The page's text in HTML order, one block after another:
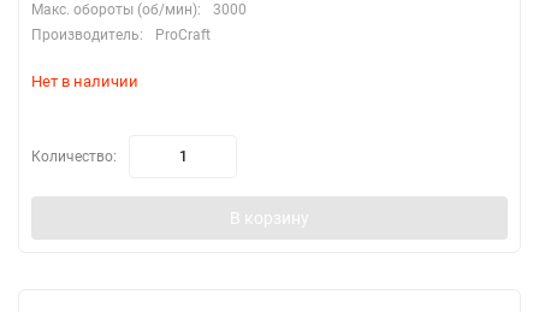
Макс. обороты (об/мин):
3000
Производитель:
ProCraft
Нет в наличии
Количество:
В корзину